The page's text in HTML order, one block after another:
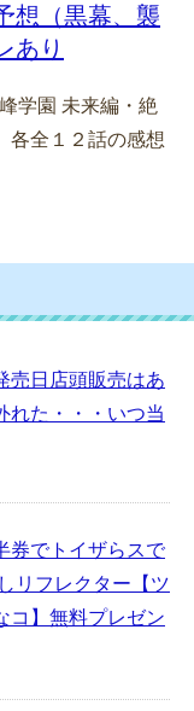
想（黒幕、襲
あり
学園 未来編・絶
各全１２話の感想
売日店頭販売はあ
れた・・・いつ当
券でトイザらスで
リフレクター【ツ
コ】無料プレゼン